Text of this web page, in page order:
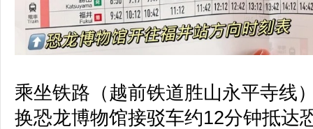
乘坐铁路（越前铁道胜山永平寺线
换恐龙博物馆接驳车约12分钟抵达